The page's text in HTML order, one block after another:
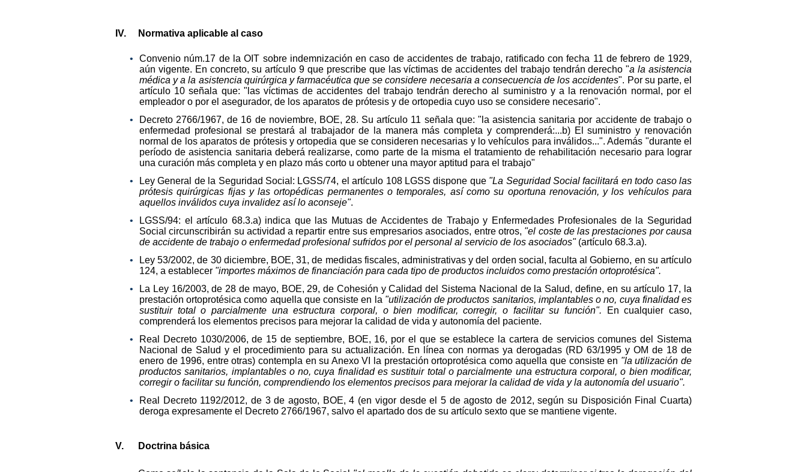
IV. Normativa aplicable al caso
Convenio núm.17 de la OIT sobre indemnización en caso de accidentes de trabajo, ratificado con fecha 11 de febrero de 1929,
aún vigente. En concreto, su artículo 9 que prescribe que las víctimas de accidentes del trabajo tendrán derecho "a la asistencia
médica y a la asistencia quirúrgica y farmacéutica que se considere necesaria a consecuencia de los accidentes". Por su parte, el
artículo 10 señala que: "las víctimas de accidentes del trabajo tendrán derecho al suministro y a la renovación normal, por el
empleador o por el asegurador, de los aparatos de prótesis y de ortopedia cuyo uso se considere necesario".
Decreto 2766/1967, de 16 de noviembre, BOE, 28. Su artículo 11 señala que: "la asistencia sanitaria por accidente de trabajo o
enfermedad profesional se prestará al trabajador de la manera más completa y comprenderá:...b) El suministro y renovación
normal de los aparatos de prótesis y ortopedia que se consideren necesarias y lo vehículos para inválidos...". Además "durante el
período de asistencia sanitaria deberá realizarse, como parte de la misma el tratamiento de rehabilitación necesario para lograr
una curación más completa y en plazo más corto u obtener una mayor aptitud para el trabajo"
Ley General de la Seguridad Social: LGSS/74, el artículo 108 LGSS dispone que"La Seguridad Social facilitará en todo caso las
prótesis quirúrgicas fijas y las ortopédicas permanentes o temporales, así como su oportuna renovación, y los vehículos para
aquellos inválidos cuya invalidez así lo aconseje".
LGSS/94: el artículo 68.3.a) indica que las Mutuas de Accidentes de Trabajo y Enfermedades Profesionales de la Seguridad
Social circunscribirán su actividad a repartir entre sus empresarios asociados, entre otros, "el coste de las prestaciones por causa
de accidente de trabajo o enfermedad profesional sufridos por el personal al servicio de los asociados" (artículo 68.3.a).
Ley 53/2002, de 30 diciembre, BOE, 31, de medidas fiscales, administrativas y del orden social, faculta al Gobierno, en su artículo
124, a establecer "importes máximos de financiación para cada tipo de productos incluidos como prestación ortoprotésica".
La Ley 16/2003, de 28 de mayo, BOE, 29, de Cohesión y Calidad del Sistema Nacional de la Salud, define, en su artículo 17, la
prestación ortoprotésica como aquella que consiste en la "utilización de productos sanitarios, implantables o no, cuya finalidad es
sustituir total o parcialmente una estructura corporal, o bien modificar, corregir, o facilitar su función". En cualquier caso,
comprenderá los elementos precisos para mejorar la calidad de vida y autonomía del paciente.
Real Decreto 1030/2006, de 15 de septiembre, BOE, 16, por el que se establece la cartera de servicios comunes del Sistema
Nacional de Salud y el procedimiento para su actualización. En línea con normas ya derogadas (RD 63/1995 y OM de 18 de
enero de 1996, entre otras) contempla en su Anexo VI la prestación ortoprotésica como aquella que consiste en "la utilización de
productos sanitarios, implantables o no, cuya finalidad es sustituir total o parcialmente una estructura corporal, o bien modificar,
corregir o facilitar su función, comprendiendo los elementos precisos para mejorar la calidad de vida y la autonomía del usuario".
Real Decreto 1192/2012, de 3 de agosto, BOE, 4 (en vigor desde el 5 de agosto de 2012, según su Disposición Final Cuarta)
deroga expresamente el Decreto 2766/1967, salvo el apartado dos de su artículo sexto que se mantiene vigente.
V. Doctrina básica